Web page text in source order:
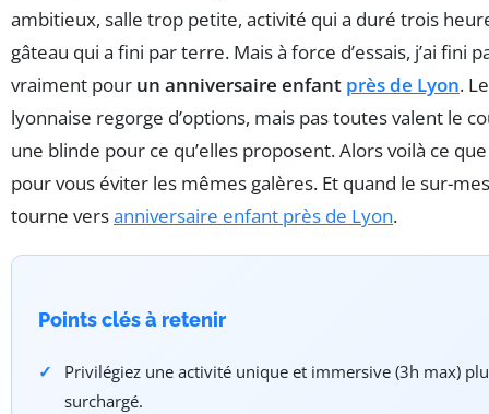
ambitieux, salle trop petite, activité qui a duré trois
gâteau qui a fini par terre. Mais à force d’essais, j’ai fini
vraiment pour un anniversaire enfant près de Lyon.
lyonnaise regorge d’options, mais pas toutes valent le
une blinde pour ce qu’elles proposent. Alors voilà ce
pour vous éviter les mêmes galères. Et quand le sur-
tourne versanniversaire enfant près de Lyon.
Points clés à retenir
Privilégiez une activité unique et immersive (3h max)
surchargé.